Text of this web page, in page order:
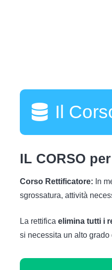
Il
IL CORSO
Corso Rettificatore: In
sgrossatura, attività
La rettifica elimina tutti i
si necessita un alto